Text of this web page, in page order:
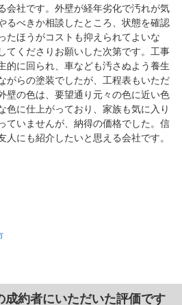
会社です。外壁が経年劣化で汚れが気
るべきか相談したところ、状態を確認
たほうがコストも抑えられてよいな
てくださりお願いした次第です。工事
的に回られ、車なども汚さぬよう養生
がらの塗装でしたが、工程表もいただ
壁の色は、要望通り元々の色に近い色
色に仕上がっており、家族も気に入り
ていませんが、納得の価格でした。信
人にも紹介したいと思える会社です。
約者にいただいた評価です